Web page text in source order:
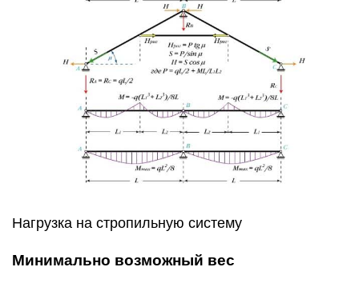
Нагрузка на стропильную систему
Минимально возможный вес